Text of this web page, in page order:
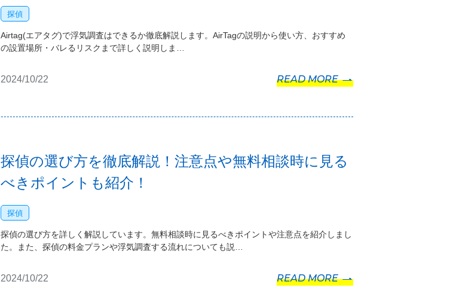
探偵
Airtag(エアタグ)で浮気調査はできるか徹底解説します。AirTagの説明から使い方、おすすめ
の設置場所・バレるリスクまで詳しく説明しま…
2024/10/22 READ MORE
探偵の選び方を徹底解説！注意点や無料相談時に見る
べきポイントも紹介！
探偵
探偵の選び方を詳しく解説しています。無料相談時に見るべきポイントや注意点を紹介しまし
た。また、探偵の料金プランや浮気調査する流れについても説…
2024/10/22 READ MORE